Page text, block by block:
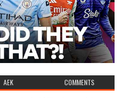
AEK COMMENTS